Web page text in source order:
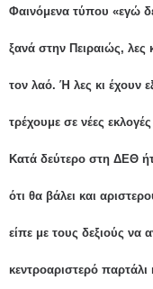
Φαινόμενα τύπου «εγώ
ξανά στην Πειραιώς, λες
τον λαό. Ή λες κι έχουν
τρέχουμε σε νέες
Κατά δεύτερο στη ΔΕΘ
ότι θα βάλει και
είπε με τους δεξιούς να
κεντροαριστερό παρτάλι